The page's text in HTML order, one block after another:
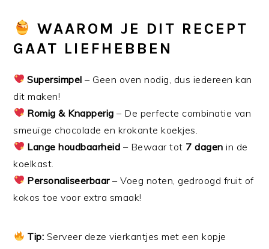
WAAROM JE DIT RECEPT
GAAT LIEFHEBBEN
Supersimpel – Geen oven nodig, dus iedereen kan
dit maken!
Romig & Knapperig – De perfecte combinatie van
smeuïge chocolade en krokante koekjes.
Lange houdbaarheid – Bewaar tot 7 dagen in de
koelkast.
Personaliseerbaar– Voeg noten, gedroogd fruit of
kokos toe voor extra smaak!
Tip: Serveer deze vierkantjes met een kopje